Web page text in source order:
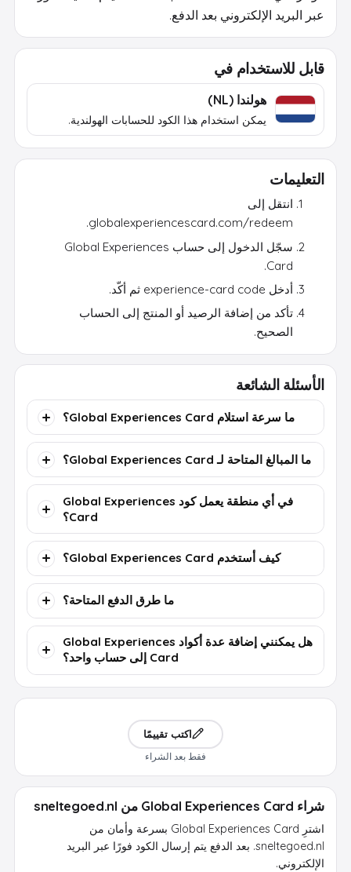
عبر البريد الإلكتروني بعد الدفع.
قابل للاستخدام في
هولندا (NL)
يمكن استخدام هذا الكود للحسابات الهولندية.
التعليمات
انتقل إلى
globalexperiencescard.com/redeem.
سجّل الدخول إلى حساب Global Experiences
Card.
أدخل experience-card code ثم أكّد.
تأكد من إضافة الرصيد أو المنتج إلى الحساب
الصحيح.
الأسئلة الشائعة
ما سرعة استلام Global Experiences Card؟
ما المبالغ المتاحة لـ Global Experiences Card؟
في أي منطقة يعمل كود Global Experiences
Card؟
كيف أستخدم Global Experiences Card؟
ما طرق الدفع المتاحة؟
هل يمكنني إضافة عدة أكواد Global Experiences
Card إلى حساب واحد؟
اكتب تقييمًا
فقط بعد الشراء
شراء Global Experiences Card من sneltegoed.nl
اشترِ Global Experiences Card بسرعة وأمان من
sneltegoed.nl. بعد الدفع يتم إرسال الكود فورًا عبر البريد
الإلكتروني.